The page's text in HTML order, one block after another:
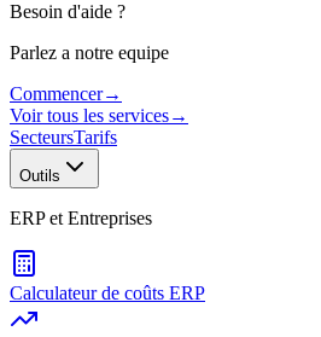
Besoin d'aide ?
Parlez a notre equipe
Commencer→
Voir tous les services→
SecteursTarifs
Outils
ERP et Entreprises
Calculateur de coûts ERP